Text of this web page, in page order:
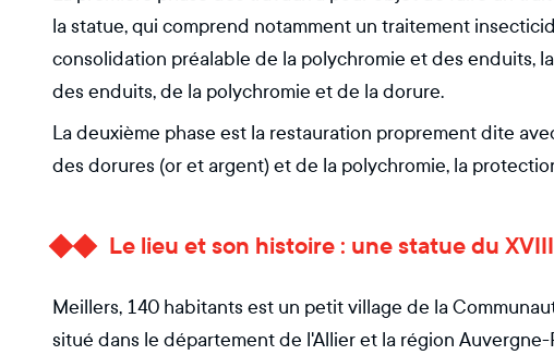
la statue, qui comprend notamment un traitement
consolidation préalable de la polychromie et des enduits,
des enduits, de la polychromie et de la dorure.
La deuxième phase est la restauration proprement dite
des dorures (or et argent) et de la polychromie, la
Le lieu et son histoire : une statue du
Meillers, 140 habitants est un petit village de la
situé dans le département de l'Allier et la région